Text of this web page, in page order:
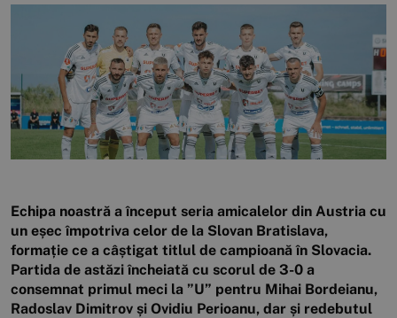
Echipa noastră a început seria amicalelor din Austria cu
un eșec împotriva celor de la Slovan Bratislava,
formație ce a câștigat titlul de campioană în Slovacia.
Partida de astăzi încheiată cu scorul de 3-0 a
consemnat primul meci la ”U” pentru Mihai Bordeianu,
Radoslav Dimitrov și Ovidiu Perioanu, dar și redebutul